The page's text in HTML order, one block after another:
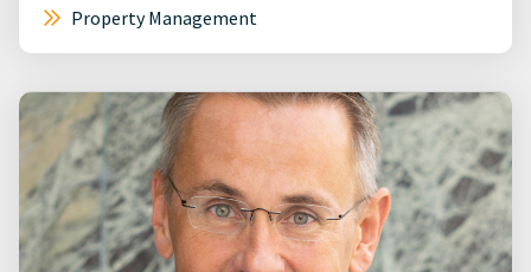
Property Management